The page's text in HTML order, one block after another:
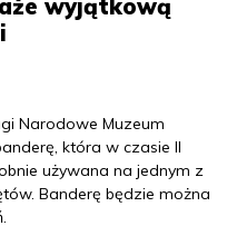
wyjątkową
Narodowe Muzeum
która w czasie II
używana na jednym z
Banderę będzie można